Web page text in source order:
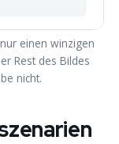
einen winzigen
Rest des Bildes
nicht.